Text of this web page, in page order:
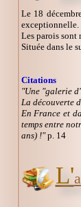
Le 18
exceptionnelle.
Les parois sont
Située dans le
Citations
"Une "galerie
La découverte
En France et
temps entre
ans) !"p. 14
L'